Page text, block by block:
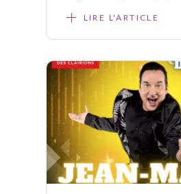
LIRE L'ARTICLE